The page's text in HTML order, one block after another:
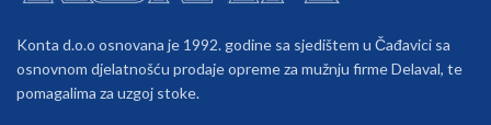
Konta d.o.o osnovana je 1992. godine sa sjedištem u Čađavici sa
osnovnom djelatnošću prodaje opreme za mužnju firme Delaval, te
pomagalima za uzgoj stoke.